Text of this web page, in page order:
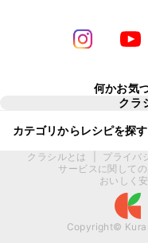
何かお気
クラ
カテゴリからレシピを探す
クラシルとは プライバ
サービスに関して
おいしく
Copyright©